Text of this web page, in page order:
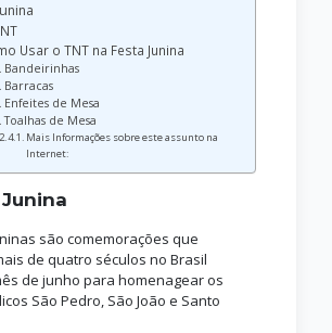
Usar o TNT na Festa Junina
Bandeirinhas
Barracas
Enfeites de Mesa
Toalhas de Mesa
Mais Informações sobre este assunto na
Internet:
são comemorações que
de quatro séculos no Brasil
de junho para homenagear os
São Pedro, São João e Santo